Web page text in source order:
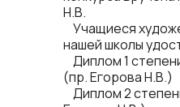
Н.В.
Учащиеся
нашей школы
Диплом 1
(пр. Егорова Н.В.)
Диплом 2